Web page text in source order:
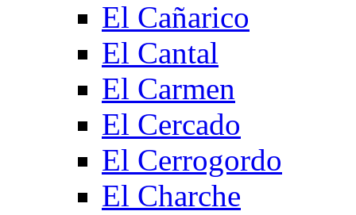
El Cañarico
El Cantal
El Carmen
El Cercado
El Cerrogordo
El Charche